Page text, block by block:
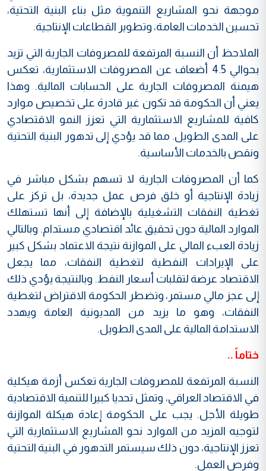
موجهة نحو المشاريع التنموية مثل بناء البنية التحتية،
تحسين الخدمات العامة، وتطوير القطاعات الإنتاجية.
الملاحظ أن النسبة المرتفعة للمصروفات الجارية التي تزيد
بحوالي 4.5 أضعاف عن المصروفات الاستثمارية، تعكس
هيمنة المصروفات الجارية على الحسابات المالية. وهذا
يعني أن الحكومة قد تكون غير قادرة على تخصيص موارد
كافية للمشاريع الاستثمارية التي تعزز النمو الاقتصادي
على المدى الطويل. مما قد يؤدي إلى تدهور البنية التحتية
ونقص بالخدمات الأساسية.
كما أن المصروفات الجارية لا تسهم بشكل مباشر في
زيادة الإنتاجية أو خلق فرص عمل جديدة، بل تركز على
تغطية النفقات التشغيلية بالإضافة إلى أنها تستهلك
الموارد المالية دون تحقيق عائد اقتصادي مستدام. وبالتالي
زيادة العبء المالي على الموازنة نتيجة الاعتماد بشكل كبير
على الإيرادات النفطية لتغطية النفقات، مما يجعل
الاقتصاد عرضة لتقلبات أسعار النفط. وبالنتيجة يؤدي ذلك
إلى عجز مالي مستمر، وتضطر الحكومة الاقتراض لتغطية
النفقات، وهو ما يزيد من المديونية العامة ويهدد
الاستدامة المالية على المدى الطويل.
ختاماً ..
النسبة المرتفعة للمصروفات الجارية تعكس أزمة هيكلية
في الاقتصاد العراقي، وتمثل تحديا كبيرا للتنمية الاقتصادية
طويلة الأجل. يجب على الحكومة إعادة هيكلة الموازنة
لتوجيه المزيد من الموارد نحو المشاريع الاستثمارية التي
تعزز الإنتاجية، دون ذلك سيستمر التدهور في البنية التحتية
وفرص العمل.